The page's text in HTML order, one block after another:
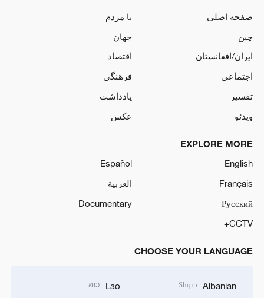
صفحه اصلی
با مردم
چین
جهان
ایران/افغانستان
اقتصاد
اجتماعی
فرهنگی
تفسیر
یادداشت
ویدئو
عکس
EXPLORE MORE
English
Español
Français
العربية
Русский
Documentary
CCTV+
CHOOSE YOUR LANGUAGE
Albanian
Shqip
Lao
ລາວ